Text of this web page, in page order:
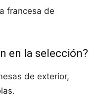
francesa de
en la selección?
de exterior,